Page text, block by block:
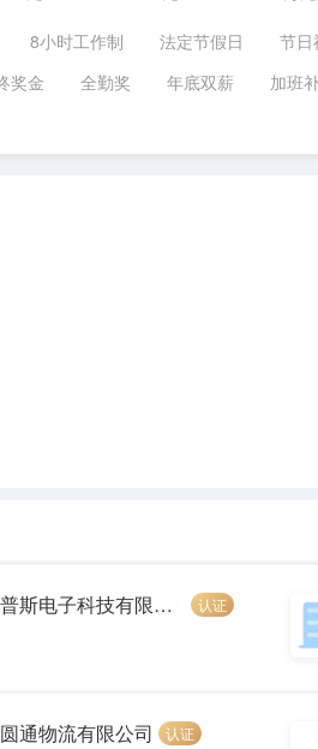
8小时工作制 法定节假日
节日
奖金 全勤奖 年底双薪
加班
湖北海普斯电子科技有限公司 认证
通物流有限公司 认证